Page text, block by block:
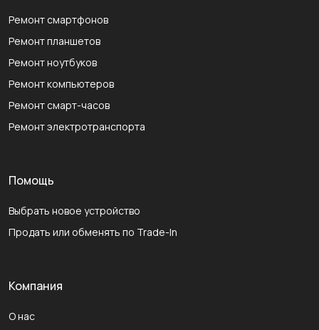
Ремонт смартфонов
Ремонт планшетов
Ремонт ноутбуков
Ремонт компьютеров
Ремонт смарт-часов
Ремонт электротранспорта
Помощь
Выбрать новое устройство
Продать или обменять по Trade-In
Компания
О нас